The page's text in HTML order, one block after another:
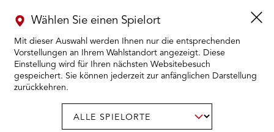
Wählen Sie einen Spielort
Mit dieser Auswahl werden Ihnen nur die entsprechenden
Vorstellungen an Ihrem Wahlstandort angezeigt. Diese
Einstellung wird für Ihren nächsten Websitebesuch
gespeichert. Sie können jederzeit zur anfänglichen Darstellung
zurückkehren.
KARTENKAUF ÖFFNEN